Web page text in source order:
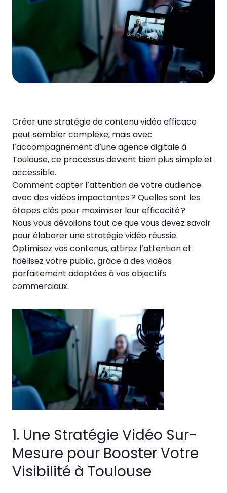
Créer une stratégie de contenu vidéo efficace
peut sembler complexe, mais avec
l’accompagnement d’une agence digitale à
Toulouse, ce processus devient bien plus simple et
accessible.
Comment capter l’attention de votre audience
avec des vidéos impactantes ? Quelles sont les
étapes clés pour maximiser leur efficacité ?
Nous vous dévoilons tout ce que vous devez savoir
pour élaborer une stratégie vidéo réussie.
Optimisez vos contenus, attirez l’attention et
fidélisez votre public, grâce à des vidéos
parfaitement adaptées à vos objectifs
commerciaux.
1. Une Stratégie Vidéo Sur-
Mesure pour Booster Votre
Visibilité à Toulouse